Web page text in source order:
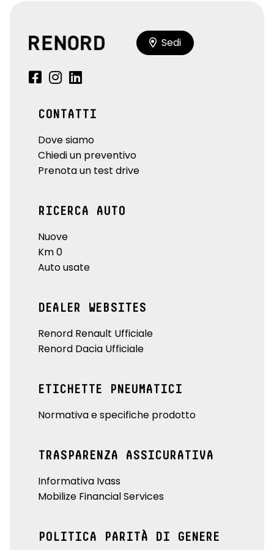
Sedi
CONTATTI
Dove siamo
Chiedi un preventivo
Prenota un test drive
RICERCA AUTO
Nuove
Km 0
Auto usate
DEALER WEBSITES
Renord Renault Ufficiale
Renord Dacia Ufficiale
ETICHETTE PNEUMATICI
Normativa e specifiche prodotto
TRASPARENZA ASSICURATIVA
Informativa Ivass
Mobilize Financial Services
POLITICA PARITÀ DI GENERE